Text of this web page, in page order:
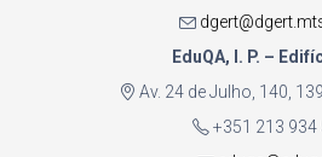
EduQA, I. P. –
Av. 24 de Julho, 140,
+351 213 934